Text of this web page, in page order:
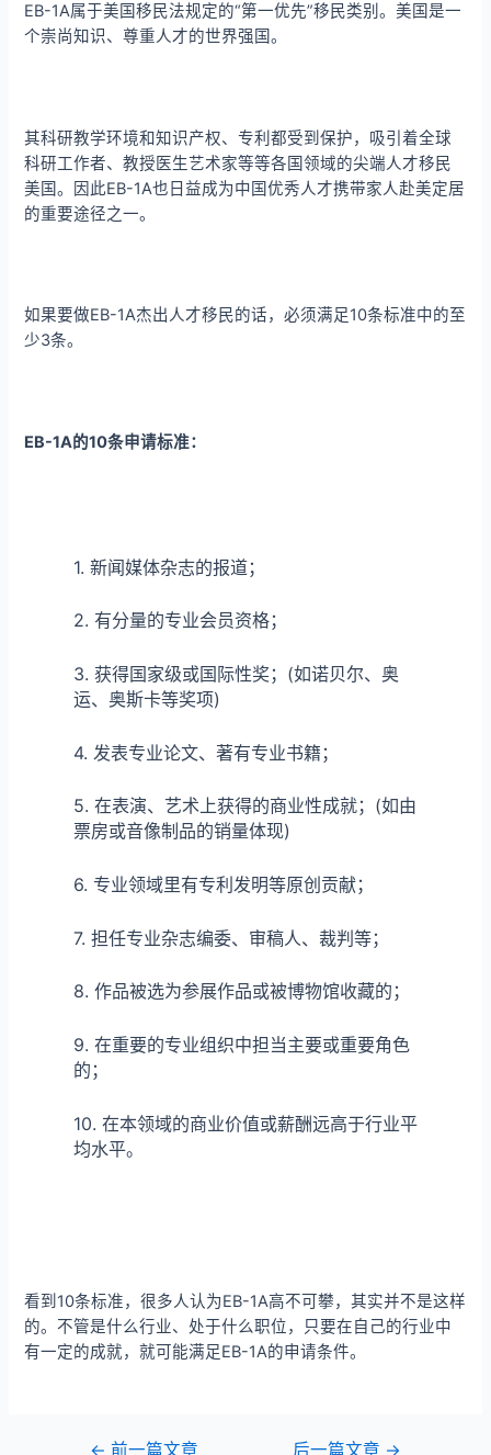
EB-1A属于美国移民法规定的“第一优先”移民类别。美国是一
个崇尚知识、尊重人才的世界强国。
其科研教学环境和知识产权、专利都受到保护，吸引着全球
科研工作者、教授医生艺术家等等各国领域的尖端人才移民
美国。因此EB-1A也日益成为中国优秀人才携带家人赴美定居
的重要途径之一。
如果要做EB-1A杰出人才移民的话，必须满足10条标准中的至
少3条。
EB-1A的10条申请标准：
1. 新闻媒体杂志的报道；
2. 有分量的专业会员资格；
3. 获得国家级或国际性奖；(如诺贝尔、奥
运、奥斯卡等奖项)
4. 发表专业论文、著有专业书籍；
5. 在表演、艺术上获得的商业性成就；(如由
票房或音像制品的销量体现)
6. 专业领域里有专利发明等原创贡献；
7. 担任专业杂志编委、审稿人、裁判等；
8. 作品被选为参展作品或被博物馆收藏的；
9. 在重要的专业组织中担当主要或重要角色
的；
10. 在本领域的商业价值或薪酬远高于行业平
均水平。
看到10条标准，很多人认为EB-1A高不可攀，其实并不是这样
的。不管是什么行业、处于什么职位，只要在自己的行业中
有一定的成就，就可能满足EB-1A的申请条件。
← 前一篇文章 后一篇文章 →